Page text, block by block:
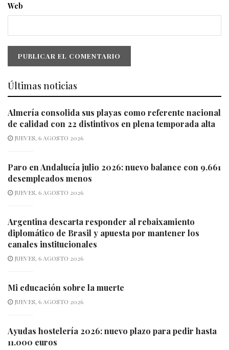
Web
Últimas noticias
Almería consolida sus playas como referente nacional
de calidad con 22 distintivos en plena temporada alta
JUEVES, 6 AGOSTO 2026
Paro en Andalucía julio 2026: nuevo balance con 9.661
desempleados menos
JUEVES, 6 AGOSTO 2026
Argentina descarta responder al rebaixamiento
diplomático de Brasil y apuesta por mantener los
canales institucionales
JUEVES, 6 AGOSTO 2026
Mi educación sobre la muerte
JUEVES, 6 AGOSTO 2026
Ayudas hostelería 2026: nuevo plazo para pedir hasta
11.000 euros